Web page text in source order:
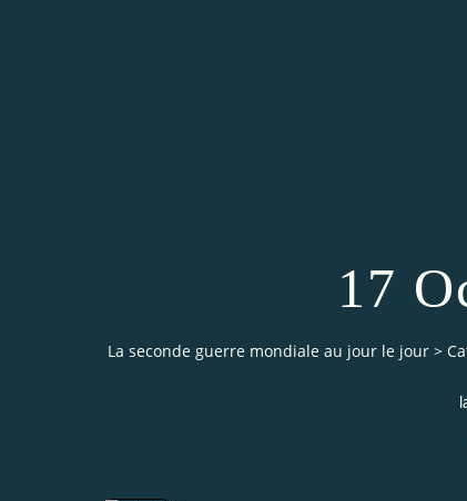
17
La seconde guerre mondiale au jour le jour >